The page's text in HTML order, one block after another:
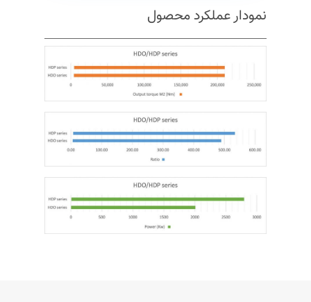
نمودار عملکرد محصول